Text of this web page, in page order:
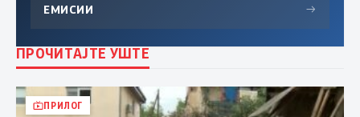
ЕМИСИИ →
ПРОЧИТАЈТЕ УШТЕ
ПРИЛОГ